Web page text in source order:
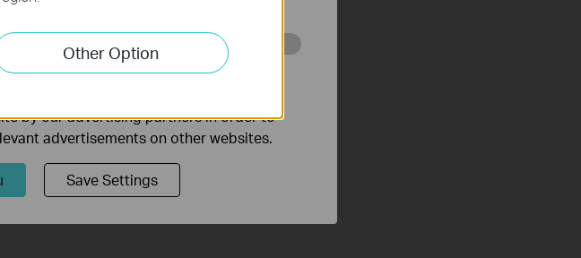
Bluetooth
Other Option
our website in order to improve and
by our advertising partners in order to
advertisements on other websites.
Save Settings